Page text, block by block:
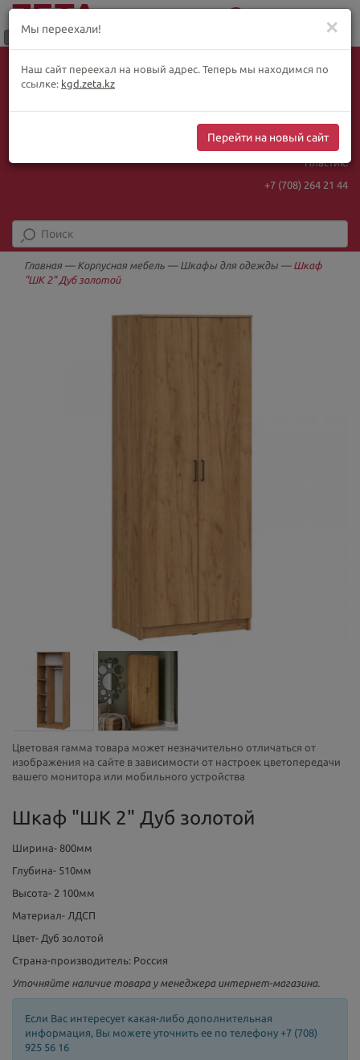
Меню
ҚАЗ
РУС
ENG
+ видеотрансляции:
Интернет-магазин:
+7 (708) 925 56
Пластик:
+7 (708) 264 21 44
Главная — Корпусная мебель — Шкафы для одежды — Шкаф
"ШК 2" Дуб золотой
Цветовая гамма товара может незначительно отличаться от
изображения на сайте в зависимости от настроек цветопередачи
вашего монитора или мобильного устройства
Шкаф "ШК 2" Дуб золотой
Ширина- 800мм
Глубина- 510мм
Высота- 2 100мм
Материал- ЛДСП
Цвет- Дуб золотой
Страна-производитель: Россия
Уточняйте наличие товара у менеджера интернет-магазина.
Если Вас интересует какая-либо дополнительная
информация, Вы можете уточнить ее по телефону +7 (708)
925 56 16
✕
Мы переехали!
Наш сайт переехал на новый адрес. Теперь мы находимся по
ссылке: kgd.zeta.kz
Перейти на новый сайт